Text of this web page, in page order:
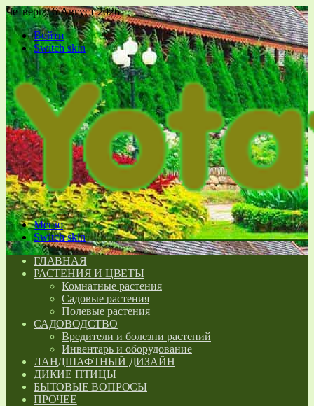
Четверг , 6 Август 2026
Войти
Switch skin
Меню
Switch skin
ГЛАВНАЯ
РАСТЕНИЯ И ЦВЕТЫ
Комнатные растения
Садовые растения
Полевые растения
САДОВОДСТВО
Вредители и болезни растений
Инвентарь и оборудование
ЛАНДШАФТНЫЙ ДИЗАЙН
ДИКИЕ ПТИЦЫ
БЫТОВЫЕ ВОПРОСЫ
ПРОЧЕЕ